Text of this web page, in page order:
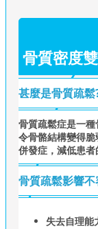
骨質密度
甚麼是骨質疏鬆
骨質疏鬆症是一
令骨骼結構變得
併發症，減低患者
骨質疏鬆影響
失去自理能